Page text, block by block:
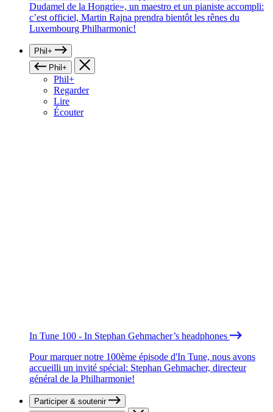
Dudamel de la Hongrie», un maestro et un pianiste accompli:
c’est officiel, Martin Rajna prendra bientôt les rênes du
Luxembourg Philharmonic!
Phil+
Phil+
Phil+
Regarder
Lire
Écouter
In Tune 100 - In Stephan Gehmacher’s headphones
Pour marquer notre 100ème épisode d'In Tune, nous avons
accueilli un invité spécial: Stephan Gehmacher, directeur
général de la Philharmonie!
Participer & soutenir